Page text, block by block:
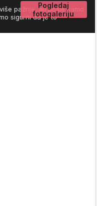
Pogledaj
fotogaleriju
pažnje, ali posle samo
sigurni da je to